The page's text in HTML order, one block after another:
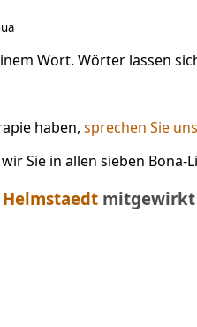
Wort. Wörter lassen
haben, sprechen Sie
Sie in allen sieben Bona-
mitgewirkt